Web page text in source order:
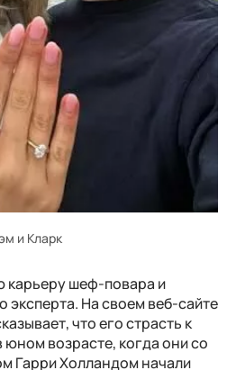
и Кларк
карьеру шеф-повара и
эксперта. На своем веб-сайте
что его страсть к
юном возрасте, когда они со
Гарри Холландом начали